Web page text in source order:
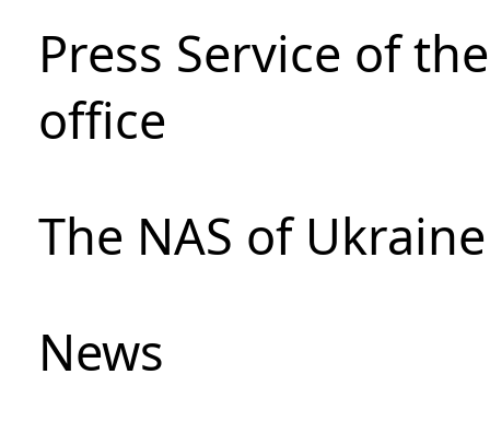
Press Service of
office
The NAS of
News